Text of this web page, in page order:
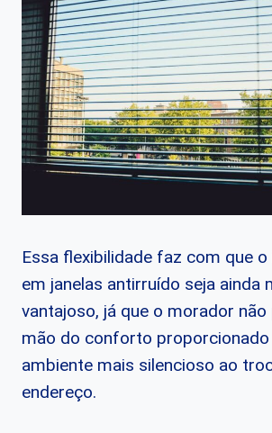
Essa flexibilidade faz com que
em janelas antirruído seja ainda
vantajoso, já que o morador
mão do conforto
ambiente mais silencioso ao
endereço.